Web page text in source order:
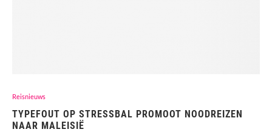
Reisnieuws
TYPEFOUT OP STRESSBAL PROMOOT NOODREIZEN
NAAR MALEISIË